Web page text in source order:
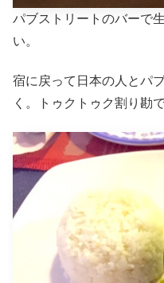
パブストリートのバーで
い。
宿に戻って日本の人とパ
く。トゥクトゥク割り勘